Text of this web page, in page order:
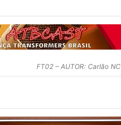
FT02 – AUTOR: Carlão NC